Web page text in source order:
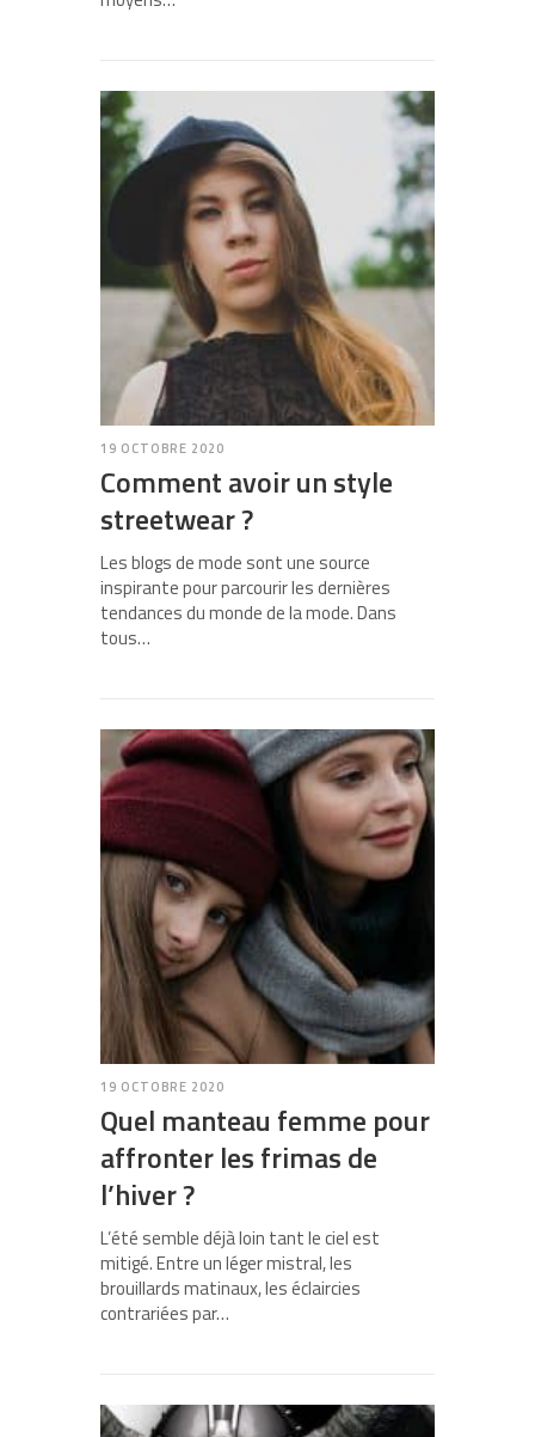
19 OCTOBRE 2020
Comment avoir un style
streetwear ?
Les blogs de mode sont une source
inspirante pour parcourir les dernières
tendances du monde de la mode. Dans
tous…
19 OCTOBRE 2020
Quel manteau femme pour
affronter les frimas de
l’hiver ?
L’été semble déjà loin tant le ciel est
mitigé. Entre un léger mistral, les
brouillards matinaux, les éclaircies
contrariées par…